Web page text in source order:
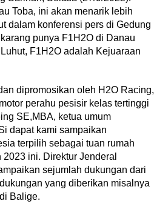
Toba, ini akan menarik lebih
dalam konferensi pers di Gedung
punya F1H2O di Danau
F1H2O adalah Kejuaraan
dipromosikan oleh H2O Racing,
perahu pesisir kelas tertinggi
SE,MBA, ketua umum
dapat kami sampaikan
terpilih sebagai tuan rumah
ini. Direktur Jenderal
sejumlah dukungan dari
yang diberikan misalnya
Balige.